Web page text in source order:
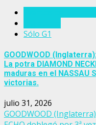
Sólo G1
GOODWOOD
La potra DIAMOND
maduras en el NASSAU
victorias.
julio 31, 2026
GOODWOOD